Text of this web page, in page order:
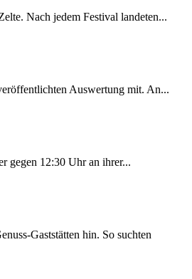
Nach jedem Festival landeten...
Auswertung mit. An...
gegen 12:30 Uhr an ihrer...
Gaststätten hin. So suchten